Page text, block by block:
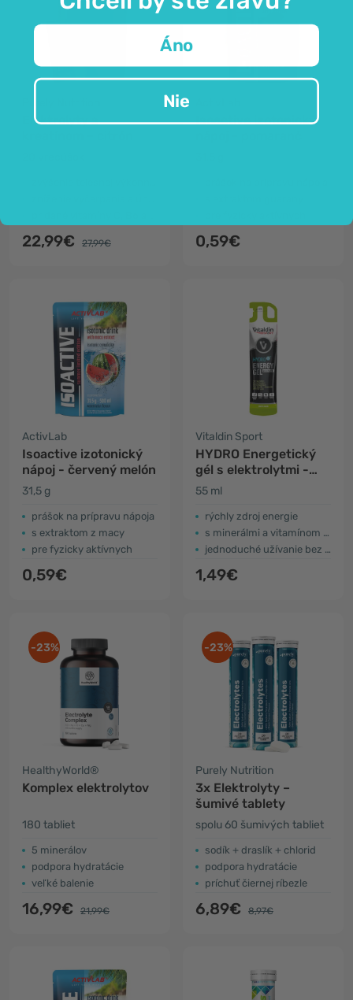
Elektrolyty s
22,99€ 27,99€
Isoactive izotonický
0,59€
ActivLab
Isoactive izotonický
nápoj - červený melón
31,5 g
prášok na prípravu nápoja
s extraktom z macy
pre fyzicky aktívnych
0,59€
Vitaldin Sport
HYDRO Energetický
gél s elektrolytmi -
limetka
55 ml
rýchly zdroj energie
s minerálmi a vitamínom B6
jednoduché užívanie bez vody
1,49€
-23%
HealthyWorld®
Komplex elektrolytov
180 tabliet
5 minerálov
podpora hydratácie
veľké balenie
16,99€ 21,99€
-23%
Purely Nutrition
3x Elektrolyty –
šumivé tablety
spolu 60 šumivých tabliet
sodík + draslík + chlorid
podpora hydratácie
príchuť čiernej ríbezle
6,89€ 8,97€
Áno
Nie